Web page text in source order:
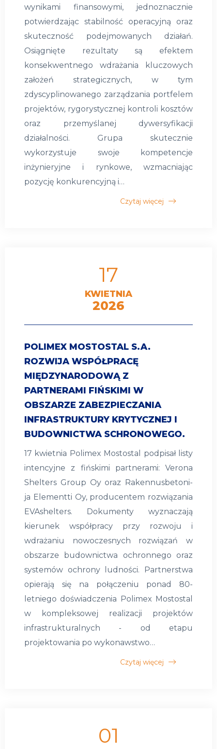
wynikami finansowymi, jednoznacznie
potwierdzając stabilność operacyjną oraz
skuteczność podejmowanych działań.
Osiągnięte rezultaty są efektem
konsekwentnego wdrażania kluczowych
założeń strategicznych, w tym
zdyscyplinowanego zarządzania portfelem
projektów, rygorystycznej kontroli kosztów
oraz przemyślanej dywersyfikacji
działalności. Grupa skutecznie
wykorzystuje swoje kompetencje
inżynieryjne i rynkowe, wzmacniając
pozycję konkurencyjną i…
Czytaj więcej
17
KWIETNIA
2026
POLIMEX MOSTOSTAL S.A.
ROZWIJA WSPÓŁPRACĘ
MIĘDZYNARODOWĄ Z
PARTNERAMI FIŃSKIMI W
OBSZARZE ZABEZPIECZANIA
INFRASTRUKTURY KRYTYCZNEJ I
BUDOWNICTWA SCHRONOWEGO.
17 kwietnia Polimex Mostostal podpisał listy
intencyjne z fińskimi partnerami: Verona
Shelters Group Oy oraz Rakennusbetoni-
ja Elementti Oy, producentem rozwiązania
EVAshelters. Dokumenty wyznaczają
kierunek współpracy przy rozwoju i
wdrażaniu nowoczesnych rozwiązań w
obszarze budownictwa ochronnego oraz
systemów ochrony ludności. Partnerstwa
opierają się na połączeniu ponad 80-
letniego doświadczenia Polimex Mostostal
w kompleksowej realizacji projektów
infrastrukturalnych - od etapu
projektowania po wykonawstwo…
Czytaj więcej
01